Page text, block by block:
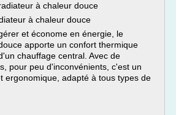
à chaleur douce
à chaleur douce
et économe en énergie, le
apporte un confort thermique
chauffage central. Avec de
pour peu d'inconvénients, c'est un
ergonomique, adapté à tous types de